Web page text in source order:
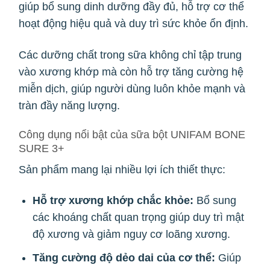
giúp bổ sung dinh dưỡng đầy đủ, hỗ trợ cơ thể
hoạt động hiệu quả và duy trì sức khỏe ổn định.
Các dưỡng chất trong sữa không chỉ tập trung
vào xương khớp mà còn hỗ trợ tăng cường hệ
miễn dịch, giúp người dùng luôn khỏe mạnh và
tràn đầy năng lượng.
Công dụng nổi bật của sữa bột UNIFAM BONE
SURE 3+
Sản phẩm mang lại nhiều lợi ích thiết thực:
Hỗ trợ xương khớp chắc khỏe: Bổ sung
các khoáng chất quan trọng giúp duy trì mật
độ xương và giảm nguy cơ loãng xương.
Tăng cường độ dẻo dai của cơ thể: Giúp